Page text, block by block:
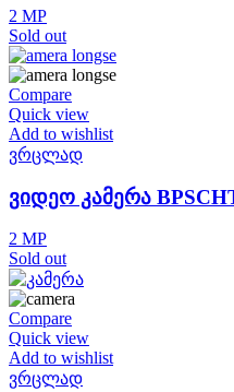
2 MP
Sold out
Compare
Quick view
Add to wishlist
ვრცლად
ვიდეო კამერა
2 MP
Sold out
Compare
Quick view
Add to wishlist
ვრცლად